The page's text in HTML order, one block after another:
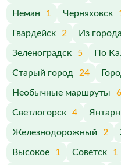
Неман 1 Черняховск
Гвардейск 2 Из города
Зеленоградск 5 По
Старый город 24
Необычные маршруты 6
Светлогорск 4
Железнодорожный 2
Высокое 1 Советск 1